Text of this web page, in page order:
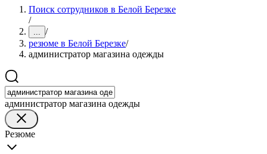
Поиск сотрудников в Белой Березке
/
... /
резюме в Белой Березке/
администратор магазина одежды
администратор магазина одежды
Резюме